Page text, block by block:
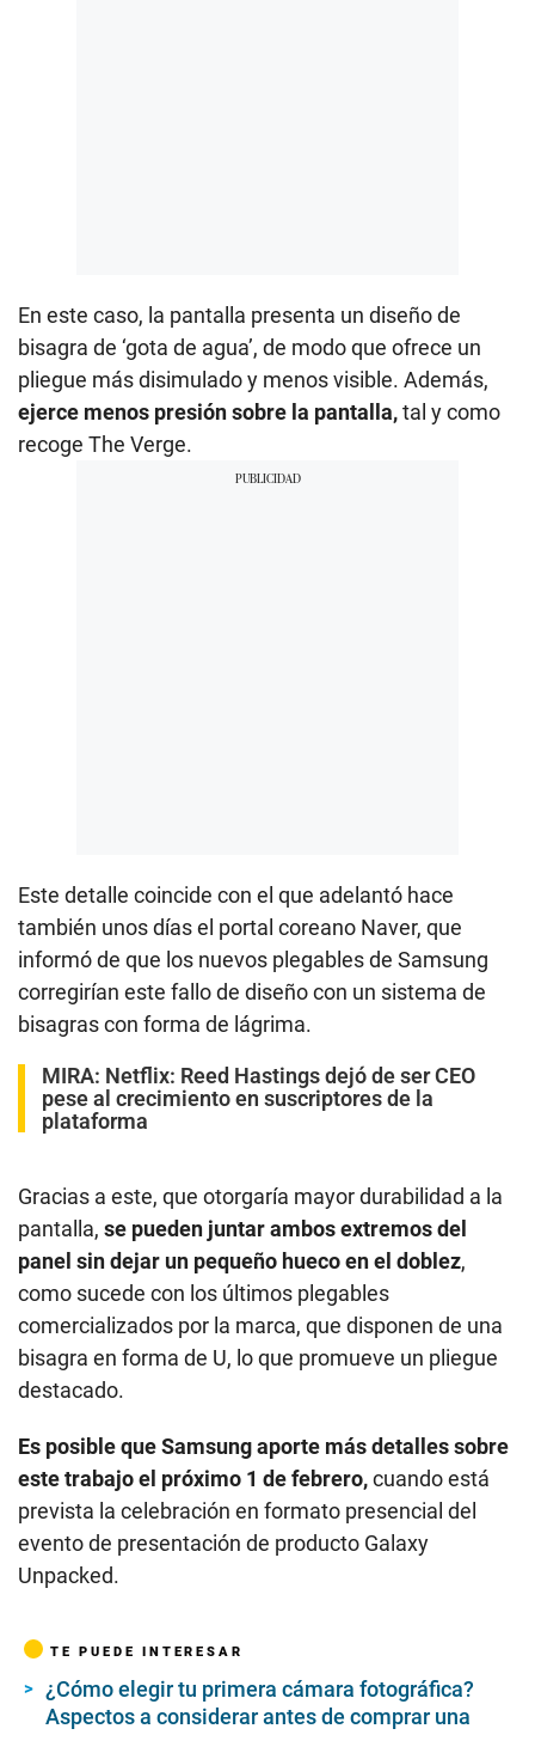
En este caso, la pantalla presenta un diseño de
bisagra de ‘gota de agua’, de modo que ofrece un
pliegue más disimulado y menos visible. Además,
ejerce menos presión sobre la pantalla,tal y como
recoge The Verge.
Este detalle coincide con el que adelantó hace
también unos días el portal coreano Naver, que
informó de que los nuevos plegables de Samsung
corregirían este fallo de diseño con un sistema de
bisagras con forma de lágrima.
MIRA: Netflix: Reed Hastings dejó de ser CEO
pese al crecimiento en suscriptores de la
plataforma
Gracias a este, que otorgaría mayor durabilidad a la
pantalla, se pueden juntar ambos extremos del
panel sin dejar un pequeño hueco en el doblez,
como sucede con los últimos plegables
comercializados por la marca, que disponen de una
bisagra en forma de U, lo que promueve un pliegue
destacado.
Es posible que Samsung aporte más detalles sobre
este trabajo el próximo 1 de febrero,cuando está
prevista la celebración en formato presencial del
evento de presentación de producto Galaxy
Unpacked.
TE PUEDE INTERESAR
¿Cómo elegir tu primera cámara fotográfica?
Aspectos a considerar antes de comprar una